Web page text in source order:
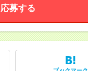
応募する